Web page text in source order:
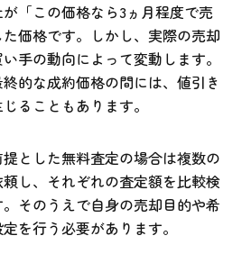
「この価格なら3ヵ月程度で売
価格です。しかし、実際の売却
手の動向によって変動します。
的な成約価格の間には、値引き
ることもあります。
とした無料査定の場合は複数の
し、それぞれの査定額を比較検
そのうえで自身の売却目的や希
を行う必要があります。